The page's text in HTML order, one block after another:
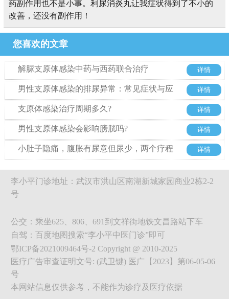
药副作用也不是小事。利尿消炎丸让我症状得到了不小的
改善，还没有副作用！
您喜欢的文章
解脲支原体感染中药与西药联合治疗 详情
男性支原体感染的排尿异常：常见症状与应
对方法
详情
支原体感染治疗周期多久? 详情
男性支原体感染会影响膀胱吗? 详情
小肚子隐痛，腹胀有尿意但尿少，两个疗程
详情
李小平门诊地址：武汉市洪山区南湖新城家园商业2栋2-2
号
公交：乘坐625、806、691到文祥街地铁文昌路站下车
自驾：百度地图搜索“李小平中医门诊”即可
鄂ICP备2021009464号-2 Copyright @ 2010-2025
医疗广告审查证明文号: (武卫键) 医广【2023】第06-05-06
号
本网站信息仅供参考，不能作为诊疗及医疗依据